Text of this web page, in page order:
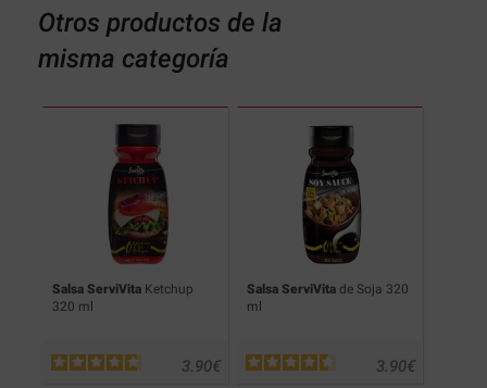
Otros productos de la
misma categoría
Salsa ServiVita Ketchup
320 ml
€
3.90
Salsa ServiVita de Soja 320
ml
€
3.90